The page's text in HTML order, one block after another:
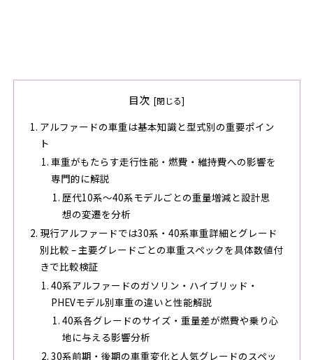
目次
アルファードの車重は基本知識と型式別の重要ポイン
ト
車重がもたらす走行性能・燃費・維持費への影響を
専門的に解説
歴代10系〜40系モデルごとの重量増減と設計思
想の変遷を分析
現行アルファードでは30系・40系車重詳細とグレード
別比較 – 主要グレードごとの車重スペックを具体数値付
きで比較検証
40系アルファードのガソリン・ハイブリッド・
PHEVモデル別車重の違いと性能解説
40系各グレードのサイズ・重量差が燃費や乗り心
地に与える影響分析
30系前期・後期の車重変化と人気グレードのスペッ